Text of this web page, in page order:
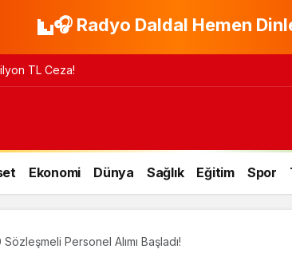
🎧 Radyo Daldal Hemen
TL Ceza!
Ekonomi Dünya Sağlık Eğitim Spor
Personel Alımı Başladı!